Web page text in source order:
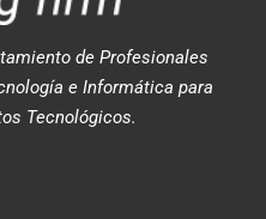
de Profesionales
e Informática para
Tecnológicos.